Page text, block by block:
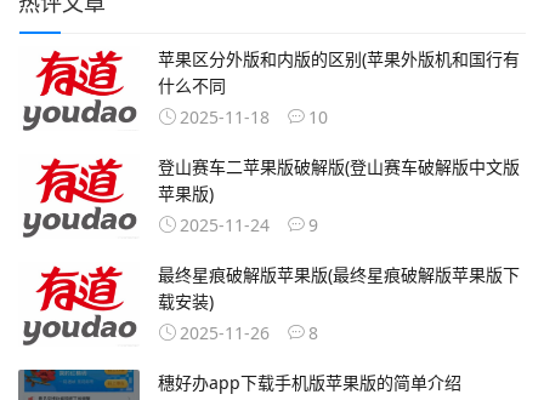
苹果区分外版和内版的区别(苹果外版机和国行有
什么不同
2025-11-18
10
登山赛车二苹果版破解版(登山赛车破解版中文版
苹果版)
2025-11-24
9
最终星痕破解版苹果版(最终星痕破解版苹果版下
载安装)
2025-11-26
8
穗好办app下载手机版苹果版的简单介绍